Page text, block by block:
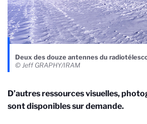
Deux des douze antennes du
© Jeff GRAPHY/IRAM
D’autres ressources visuelles,
sont disponibles sur demande.